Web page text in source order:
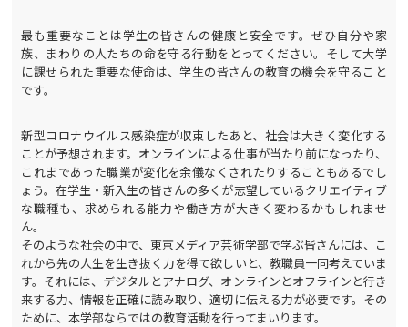
最も重要なことは学生の皆さんの健康と安全です。ぜひ自分や家
族、まわりの人たちの命を守る行動をとってください。そして大学
に課せられた重要な使命は、学生の皆さんの教育の機会を守ること
です。
新型コロナウイルス感染症が収束したあと、社会は大きく変化する
ことが予想されます。オンラインによる仕事が当たり前になったり、
これまであった職業が変化を余儀なくされたりすることもあるでし
ょう。在学生・新入生の皆さんの多くが志望しているクリエイティブ
な職種も、求められる能力や働き方が大きく変わるかもしれませ
ん。
そのような社会の中で、東京メディア芸術学部で学ぶ皆さんには、こ
れから先の人生を生き抜く力を得て欲しいと、教職員一同考えていま
す。それには、デジタルとアナログ、オンラインとオフラインと行き
来する力、情報を正確に読み取り、適切に伝える力が必要です。その
ために、本学部ならではの教育活動を行ってまいります。